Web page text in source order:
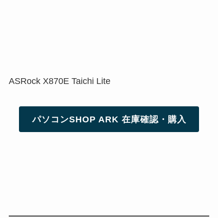
ASRock X870E Taichi Lite
パソコンSHOP ARK 在庫確認・購入